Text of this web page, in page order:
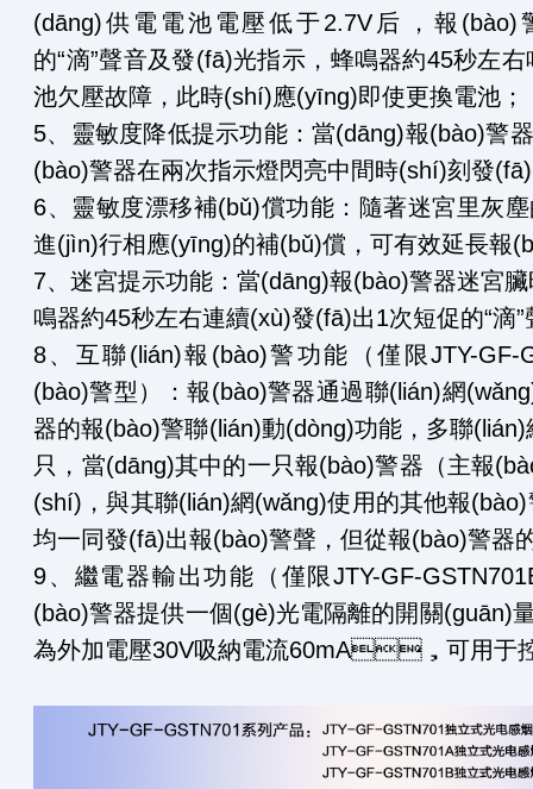
(dāng)供電電池電壓低于2.7V后，報
的“滴”聲音及發(fā)光指示，蜂鳴器約45秒左右鳴
池欠壓故障，此時(shí)應(yīng)即使更換電池；
5、靈敏度降低提示功能：當(dāng)報(bào)警
(bào)警器在兩次指示燈閃亮中間時(shí)刻發(fā)
6、靈敏度漂移補(bǔ)償功能：隨著迷宮里灰塵
進(jìn)行相應(yīng)的補(bǔ)償，可有效延長報
7、迷宮提示功能：當(dāng)報(bào)警器迷宮臟
鳴器約45秒左右連續(xù)發(fā)出1次短促的“滴”聲
8、互聯(lián)報(bào)警功能（僅限JTY-GF-
(bào)警型）：報(bào)警器通過聯(lián)網
器的報(bào)警聯(lián)動(dòng)功能，多聯
只，當(dāng)其中的一只報(bào)警器（主報
(shí)，與其聯(lián)網(wǎng)使用的其他報
均一同發(fā)出報(bào)警聲，但從報(bào)警器的
9、繼電器輸出功能（僅限JTY-GF-
(bào)警器提供一個(gè)光電隔離的開關(guān)量
為外加電壓30V吸納電流60mA，可用于